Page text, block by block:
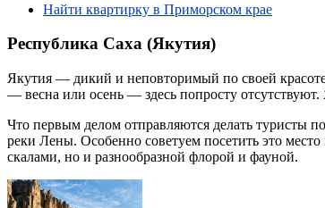
Найти квартирку в Приморском крае
Республика Саха (Якутия)
Якутия — дикий и неповторимый по своей красоте
— весна или осень — здесь попросту
Что первым делом отправляются делать туристы
реки Лены. Особенно советуем посетить это
скалами, но и разнообразной флорой и фауной.